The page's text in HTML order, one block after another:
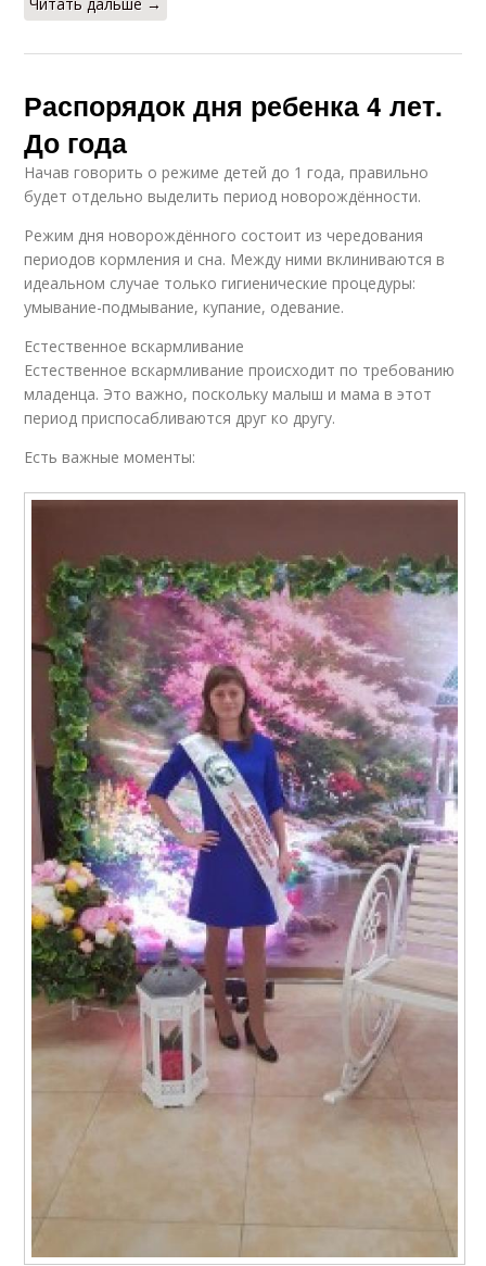
Распорядок дня ребенка 4 лет.
До года
Начав говорить о режиме детей до 1 года, правильно
будет отдельно выделить период новорождённости.
Режим дня новорождённого состоит из чередования
периодов кормления и сна. Между ними вклиниваются в
идеальном случае только гигиенические процедуры:
умывание-подмывание, купание, одевание.
Естественное вскармливание
Естественное вскармливание происходит по требованию
младенца. Это важно, поскольку малыш и мама в этот
период приспосабливаются друг ко другу.
Есть важные моменты: